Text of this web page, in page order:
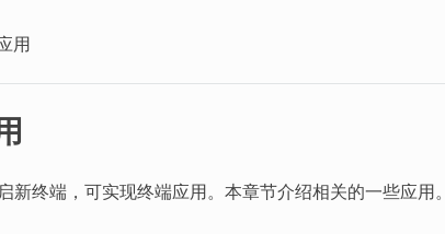
用
新终端，可实现终端应用。本章节介绍相关的一些应用。